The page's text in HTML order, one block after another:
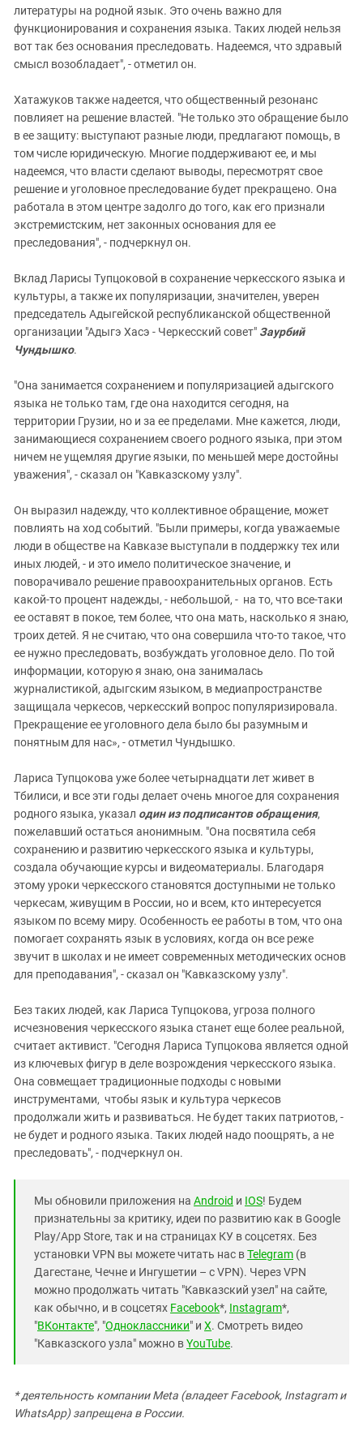
литературы на родной язык. Это очень важно для
функционирования и сохранения языка. Таких людей нельзя
вот так без основания преследовать. Надеемся, что здравый
смысл возобладает", - отметил он.
Хатажуков также надеется, что общественный резонанс
повлияет на решение властей. "Не только это обращение было
в ее защиту: выступают разные люди, предлагают помощь, в
том числе юридическую. Многие поддерживают ее, и мы
надеемся, что власти сделают выводы, пересмотрят свое
решение и уголовное преследование будет прекращено. Она
работала в этом центре задолго до того, как его признали
экстремистским, нет законных основания для ее
преследования", - подчеркнул он.
Вклад Ларисы Тупцоковой в сохранение черкесского языка и
культуры, а также их популяризации, значителен, уверен
председатель Адыгейской республиканской общественной
организации "Адыгэ Хасэ - Черкесский совет" Заурбий
Чундышко.
"Она занимается сохранением и популяризацией адыгского
языка не только там, где она находится сегодня, на
территории Грузии, но и за ее пределами. Мне кажется, люди,
занимающиеся сохранением своего родного языка, при этом
ничем не ущемляя другие языки, по меньшей мере достойны
уважения", - сказал он "Кавказскому узлу".
Он выразил надежду, что коллективное обращение, может
повлиять на ход событий. "Были примеры, когда уважаемые
люди в обществе на Кавказе выступали в поддержку тех или
иных людей, - и это имело политическое значение, и
поворачивало решение правоохранительных органов. Есть
какой-то процент надежды, - небольшой, - на то, что все-таки
ее оставят в покое, тем более, что она мать, насколько я знаю,
троих детей. Я не считаю, что она совершила что-то такое, что
ее нужно преследовать, возбуждать уголовное дело. По той
информации, которую я знаю, она занималась
журналистикой, адыгским языком, в медиапространстве
защищала черкесов, черкесский вопрос популяризировала.
Прекращение ее уголовного дела было бы разумным и
понятным для нас», - отметил Чундышко.
Лариса Тупцокова уже более четырнадцати лет живет в
Тбилиси, и все эти годы делает очень многое для сохранения
родного языка, указал один из подписантов обращения,
пожелавший остаться анонимным. "Она посвятила себя
сохранению и развитию черкесского языка и культуры,
создала обучающие курсы и видеоматериалы. Благодаря
этому уроки черкесского становятся доступными не только
черкесам, живущим в России, но и всем, кто интересуется
языком по всему миру. Особенность ее работы в том, что она
помогает сохранять язык в условиях, когда он все реже
звучит в школах и не имеет современных методических основ
для преподавания", - сказал он "Кавказскому узлу".
Без таких людей, как Лариса Тупцокова, угроза полного
исчезновения черкесского языка станет еще более реальной,
считает активист. "Сегодня Лариса Тупцокова является одной
из ключевых фигур в деле возрождения черкесского языка.
Она совмещает традиционные подходы с новыми
инструментами, чтобы язык и культура черкесов
продолжали жить и развиваться. Не будет таких патриотов, -
не будет и родного языка. Таких людей надо поощрять, а не
преследовать", - подчеркнул он.
Мы обновили приложения на Android и IOS! Будем
признательны за критику, идеи по развитию как в Google
Play/App Store, так и на страницах КУ в соцсетях. Без
установки VPN вы можете читать нас вTelegram (в
Дагестане, Чечне и Ингушетии – с VPN). Через VPN
можно продолжать читать "Кавказский узел" на сайте,
как обычно, и в соцсетях Facebook*, Instagram*,
"ВКонтакте", "Одноклассники" и X. Смотреть видео
"Кавказского узла" можно вYouTube.
* деятельность компании Meta (владеет Facebook, Instagram и
WhatsApp) запрещена в России.